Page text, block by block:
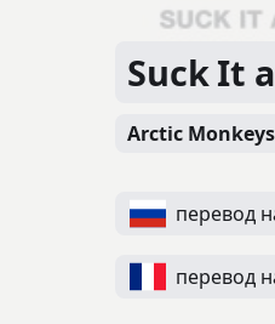
Suck It
Arctic Monkeys
перевод
перевод